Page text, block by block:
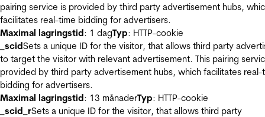
pairing service is provided by third party advertisement hubs,
facilitates real-time bidding for advertisers.
Maximal lagringstid: 1 dagTyp: HTTP-cookie
_scidSets a unique ID for the visitor, that allows third party
to target the visitor with relevant advertisement. This pairing
provided by third party advertisement hubs, which facilitates real-
bidding for advertisers.
Maximal lagringstid: 13 månaderTyp: HTTP-cookie
_scid_rSets a unique ID for the visitor, that allows third party